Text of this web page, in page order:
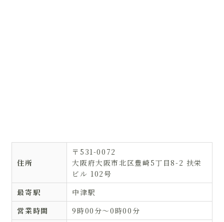
住所
〒531-0072
大阪府大阪市北区豊崎5丁目8-2 扶栄
ビル 102号
最寄駅
中津駅
営業時間
9時00分〜0時00分